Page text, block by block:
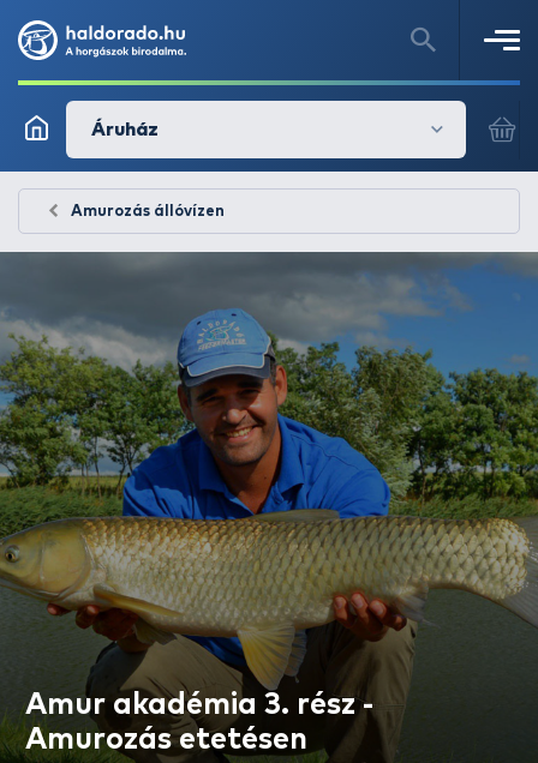
Áruház
Amurozás állóvízen
Amur akadémia 3. rész -
Amurozás etetésen